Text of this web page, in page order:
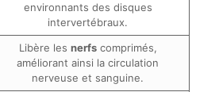
environnants des disques
intervertébraux.
Libère les nerfscomprimés,
améliorant ainsi la circulation
nerveuse et sanguine.